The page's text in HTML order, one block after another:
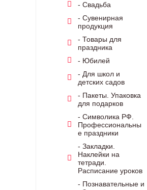
- Свадьба
- Сувенирная
продукция
- Товары для
праздника
- Юбилей
- Для школ и
детских садов
- Пакеты. Упаковка
для подарков
- Символика РФ.
Профессиональны
е праздники
- Закладки.
Наклейки на
тетради.
Расписание уроков
- Познавательные и